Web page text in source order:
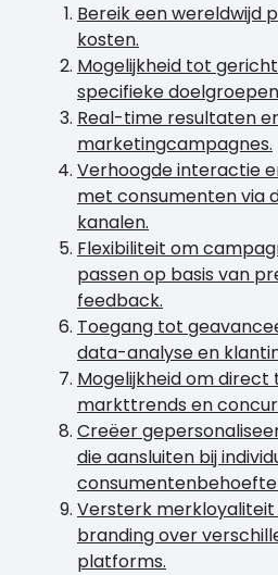
Bereik een wereldwijd
kosten.
Mogelijkheid tot
specifieke
Real-time resultaten
marketingcampagnes.
Verhoogde interactie
met consumenten via
kanalen.
Flexibiliteit om
passen op basis van
feedback.
Toegang tot
data-analyse en
Mogelijkheid om
markttrends en
Creëer
die aansluiten bij
Versterk
branding over
platforms.